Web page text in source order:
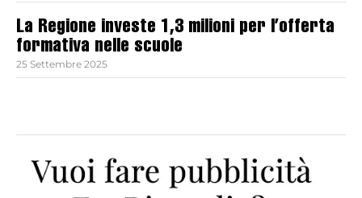
La Regione investe 1,3 milioni per l’offerta
formativa nelle scuole
25 Settembre 2025